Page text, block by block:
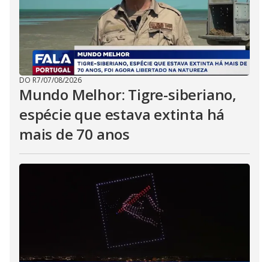
DO R7/07/08/2026
Mundo Melhor: Tigre-siberiano,
espécie que estava extinta há
mais de 70 anos